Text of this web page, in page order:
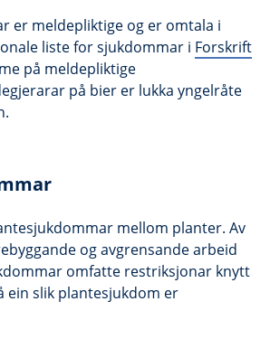
er meldepliktige og er omtala i
liste for sjukdommar i Forskrift
på meldepliktige
på bier er lukka yngelråte
mellom planter. Av
og avgrensande arbeid
omfatte restriksjonar knytt
ein slik plantesjukdom er